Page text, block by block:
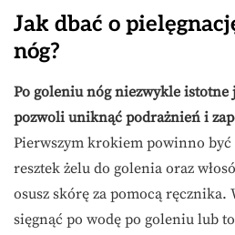
Jak dbać o
nóg?
Po goleniu nóg niezwykle istotne
pozwoli uniknąć podrażnień i
Pierwszym krokiem powinno być
resztek żelu do golenia oraz
osusz skórę za pomocą ręcznika.
sięgnąć po wodę po goleniu lub